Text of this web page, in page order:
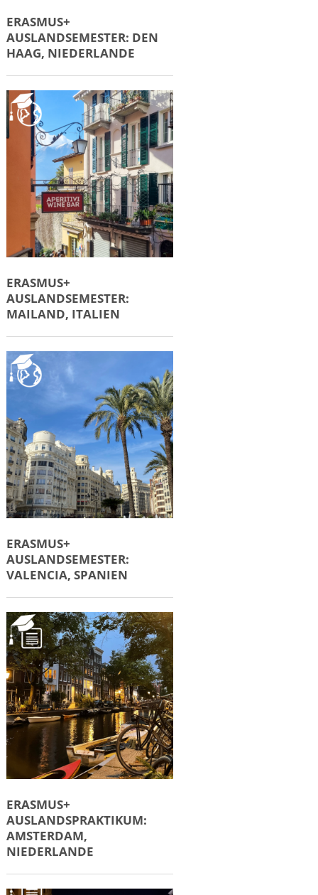
ERASMUS+
AUSLANDSEMESTER: DEN
HAAG, NIEDERLANDE
ERASMUS+
AUSLANDSEMESTER:
MAILAND, ITALIEN
ERASMUS+
AUSLANDSEMESTER:
VALENCIA, SPANIEN
ERASMUS+
AUSLANDSPRAKTIKUM:
AMSTERDAM,
NIEDERLANDE